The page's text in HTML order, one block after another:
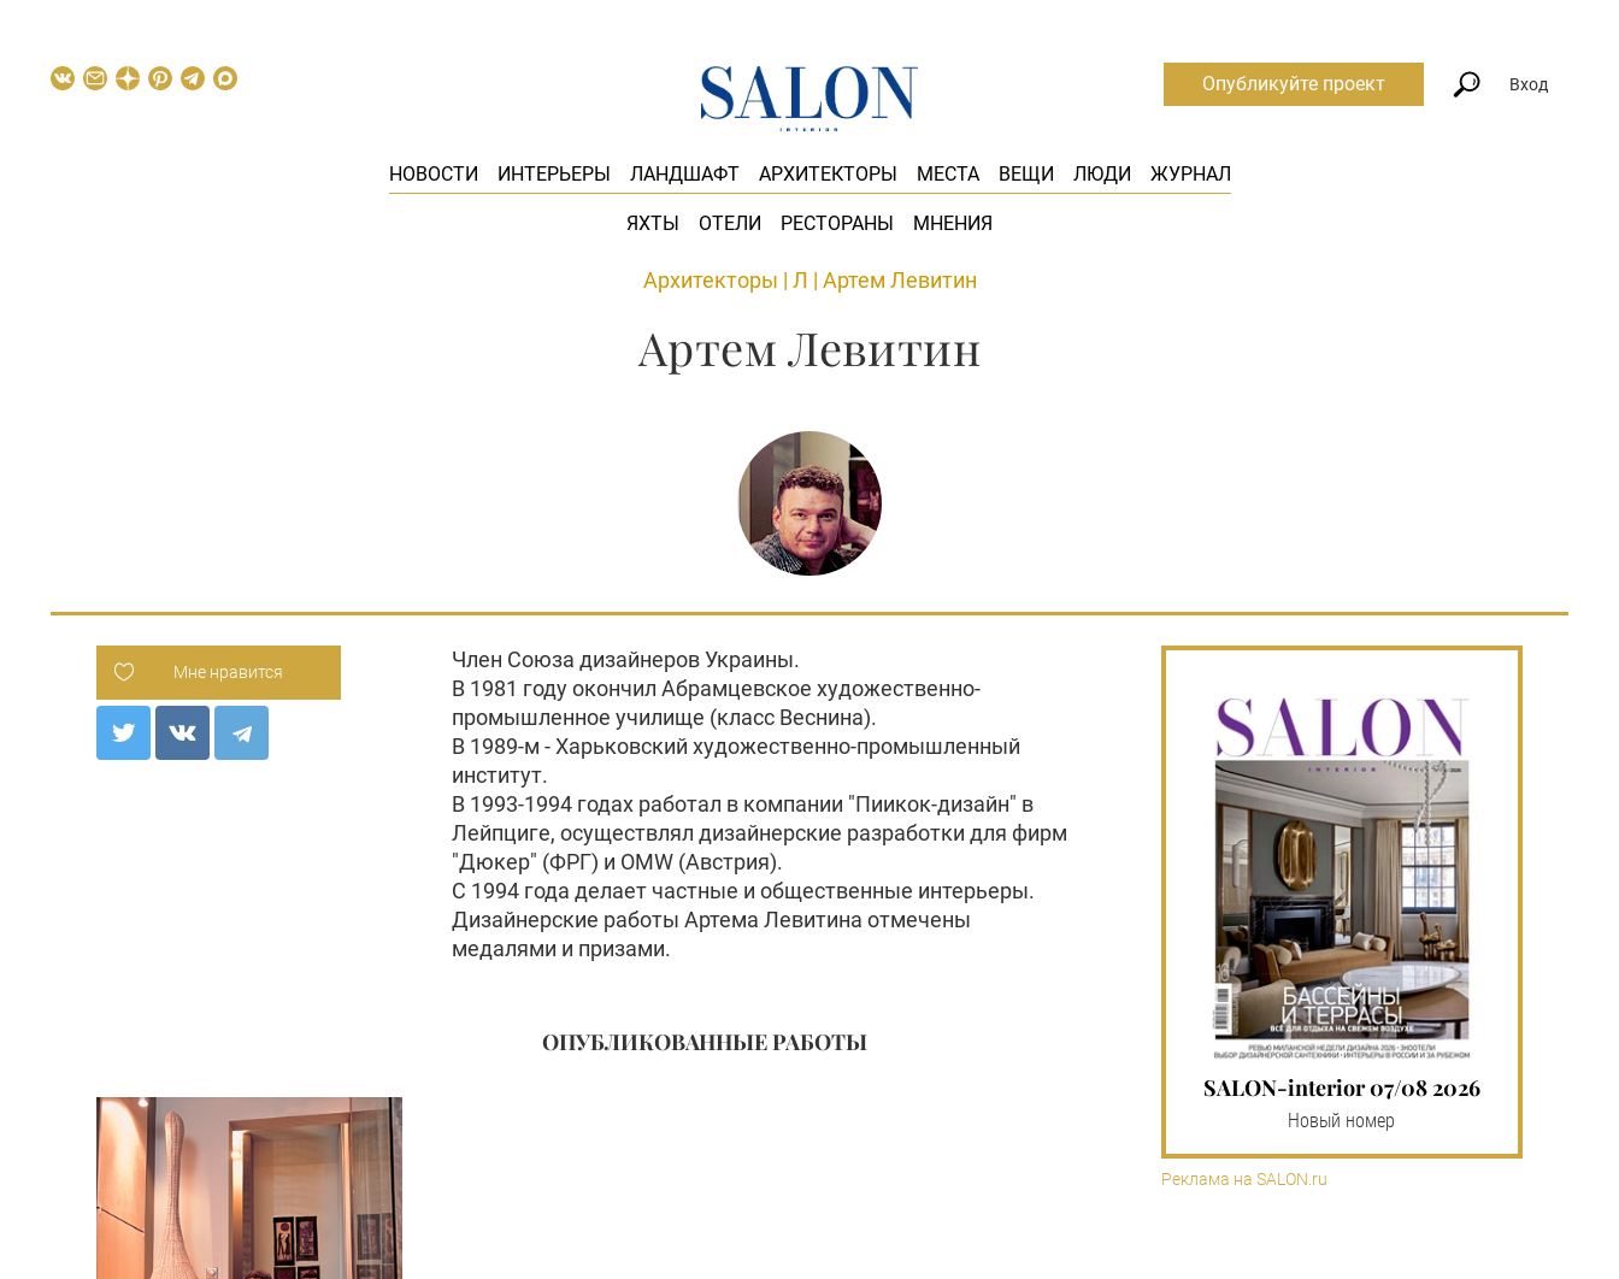
НОВОСТИ ИНТЕРЬЕРЫ ЛАНДШАФТ АРХИТЕКТОРЫ МЕСТА ВЕЩИ ЛЮДИ ЖУРНАЛ
ЯХТЫ ОТЕЛИ РЕСТОРАНЫ МНЕНИЯ
Опубликуйте проект Вход
Архитекторы | Л | Артем Левитин
Артем Левитин
Мне нравится
Член Союза дизайнеров Украины.
В 1981 году окончил Абрамцевское художественно-
промышленное училище (класс Веснина).
В 1989-м - Харьковский художественно-промышленный
институт.
В 1993-1994 годах работал в компании "Пиикок-дизайн" в
Лейпциге, осуществлял дизайнерские разработки для фирм
"Дюкер" (ФРГ) и OMW (Австрия).
С 1994 года делает частные и общественные интерьеры.
Дизайнерские работы Артема Левитина отмечены
медалями и призами.
ОПУБЛИКОВАННЫЕ РАБОТЫ
SALON-interior 07/08 2026
Новый номер
Реклама на SALON.ru